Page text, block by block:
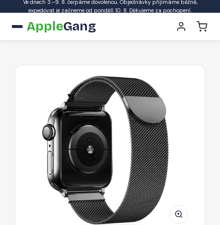
Ve dnech 3.–9. 8. čerpáme dovolenou. Objednávky přijímáme běžně,
expedovat je začneme od pondělí 10. 8. Děkujeme za pochopení.
AppleGang
Řemínek
Tech-
Protect
MilaneseBand
pro
Apple